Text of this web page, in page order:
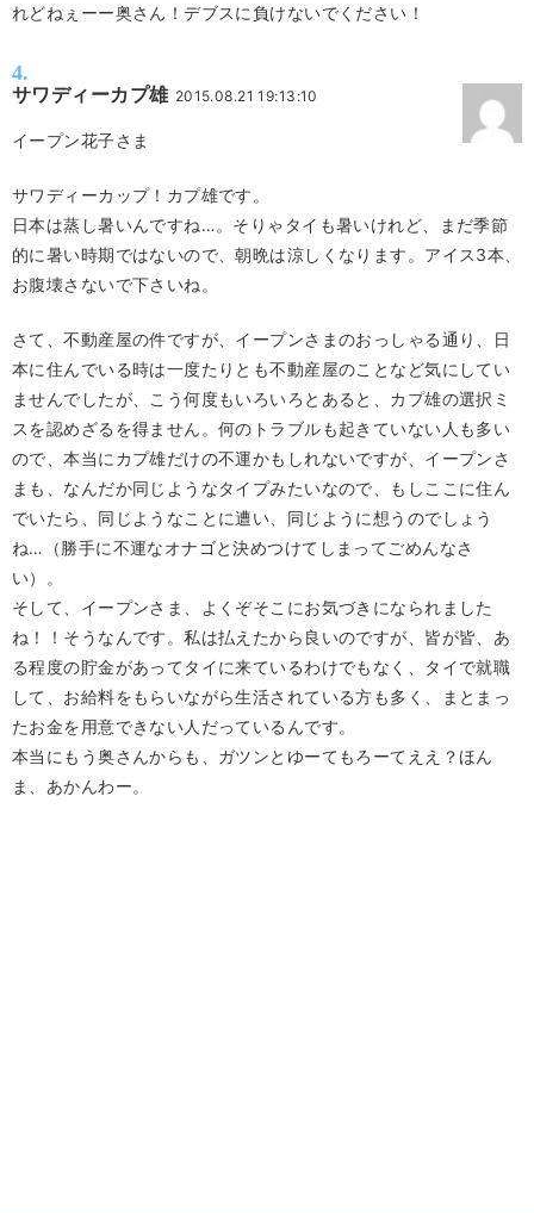
れどねぇーー奥さん！デブスに負けないでください！
サワディーカプ雄 2015.08.21 19:13:10
イープン花子さま
サワディーカップ！カプ雄です。
日本は蒸し暑いんですね…。そりゃタイも暑いけれど、まだ季節
的に暑い時期ではないので、朝晩は涼しくなります。アイス3本、
お腹壊さないで下さいね。
さて、不動産屋の件ですが、イープンさまのおっしゃる通り、日
本に住んでいる時は一度たりとも不動産屋のことなど気にしてい
ませんでしたが、こう何度もいろいろとあると、カプ雄の選択ミ
スを認めざるを得ません。何のトラブルも起きていない人も多い
ので、本当にカプ雄だけの不運かもしれないですが、イープンさ
まも、なんだか同じようなタイプみたいなので、もしここに住ん
でいたら、同じようなことに遭い、同じように想うのでしょう
ね…（勝手に不運なオナゴと決めつけてしまってごめんなさ
い）。
そして、イープンさま、よくぞそこにお気づきになられました
ね！！そうなんです。私は払えたから良いのですが、皆が皆、あ
る程度の貯金があってタイに来ているわけでもなく、タイで就職
して、お給料をもらいながら生活されている方も多く、まとまっ
たお金を用意できない人だっているんです。
本当にもう奥さんからも、ガツンとゆーてもろーてええ？ほん
ま、あかんわー。